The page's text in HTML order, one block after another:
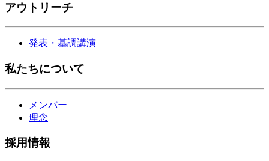
アウトリーチ
発表・基調講演
私たちについて
メンバー
理念
採用情報